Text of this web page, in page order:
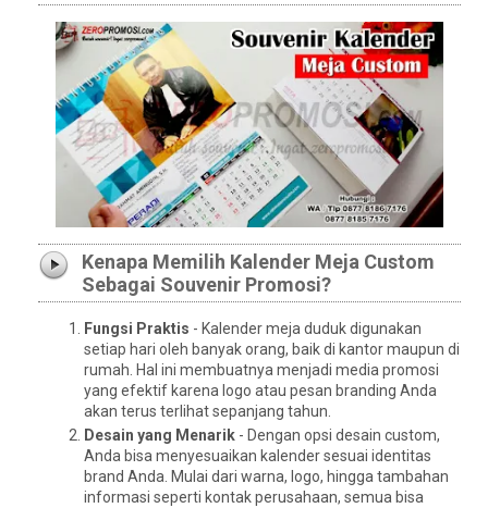
Kenapa Memilih Kalender Meja Custom
Sebagai Souvenir Promosi?
Fungsi Praktis - Kalender meja duduk digunakan
setiap hari oleh banyak orang, baik di kantor maupun di
rumah. Hal ini membuatnya menjadi media promosi
yang efektif karena logo atau pesan branding Anda
akan terus terlihat sepanjang tahun.
Desain yang Menarik - Dengan opsi desain custom,
Anda bisa menyesuaikan kalender sesuai identitas
brand Anda. Mulai dari warna, logo, hingga tambahan
informasi seperti kontak perusahaan, semua bisa